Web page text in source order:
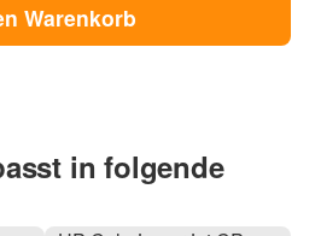
Warenkorb
in folgende